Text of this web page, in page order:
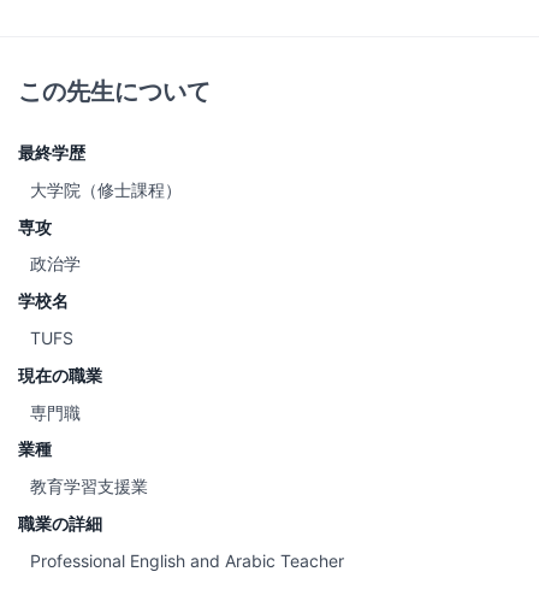
この先生について
最終学歴
大学院（修士課程）
専攻
政治学
学校名
TUFS
現在の職業
専門職
業種
教育学習支援業
職業の詳細
Professional English and Arabic Teacher